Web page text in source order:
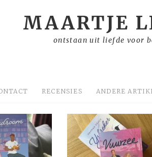
MAARTJE
ontstaan uit liefde voor
RECENSIES ANDERE